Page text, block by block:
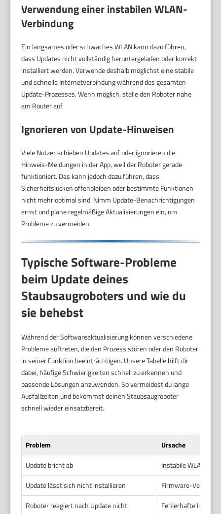
Verwendung einer instabilen WLAN-
Verbindung
Ein langsames oder schwaches WLAN kann dazu führen,
dass Updates nicht vollständig heruntergeladen oder korrekt
installiert werden. Verwende deshalb möglichst eine stabile
und schnelle Internetverbindung während des gesamten
Update-Prozesses. Wenn möglich, stelle den Roboter nahe
am Router auf.
Ignorieren von Update-Hinweisen
Viele Nutzer schieben Updates auf oder ignorieren die
Hinweis-Meldungen in der App, weil der Roboter gerade
funktioniert. Das kann jedoch dazu führen, dass
Sicherheitslücken offenbleiben oder bestimmte Funktionen
nicht mehr optimal sind. Nimm Update-Benachrichtigungen
ernst und plane regelmäßige Aktualisierungen ein, um
Probleme zu vermeiden.
Typische Software-Probleme
beim Update deines
Staubsaugroboters und wie du
sie behebst
Während der Softwareaktualisierung können verschiedene
Probleme auftreten, die den Prozess stören oder den Roboter
in seiner Funktion beeinträchtigen. Unsere Tabelle hilft dir
dabei, häufige Schwierigkeiten schnell zu erkennen und
passende Lösungen anzuwenden. So vermeidest du lange
Ausfallzeiten und bekommst deinen Staubsaugroboter
schnell wieder einsatzbereit.
Problem
Ursache
Update bricht ab
Instabile WLAN-
Update lässt sich nicht installieren
Firmware-Version
Roboter reagiert nach Update nicht
Fehlerhafte